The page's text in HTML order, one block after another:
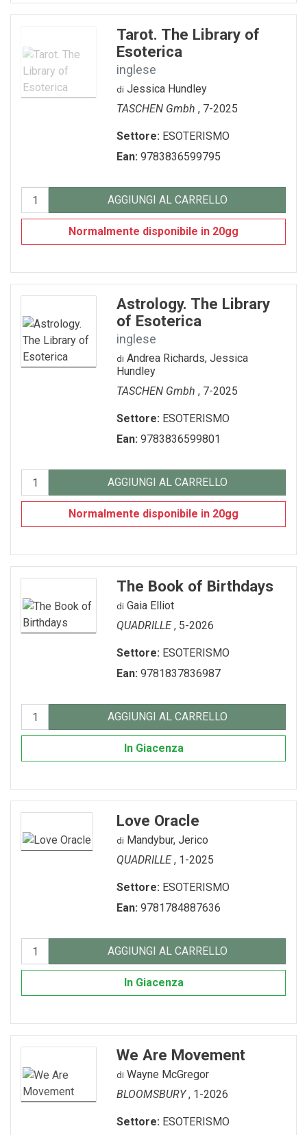
Tarot. The Library of
Esoterica
inglese
di Jessica Hundley
TASCHEN Gmbh , 7-2025
Settore: ESOTERISMO
Ean: 9783836599795
AGGIUNGI AL CARRELLO
Normalmente disponibile in 20gg
Astrology. The Library
of Esoterica
inglese
di Andrea Richards, Jessica
Hundley
TASCHEN Gmbh , 7-2025
Settore: ESOTERISMO
Ean: 9783836599801
AGGIUNGI AL CARRELLO
Normalmente disponibile in 20gg
The Book of Birthdays
di Gaia Elliot
QUADRILLE, 5-2026
Settore: ESOTERISMO
Ean: 9781837836987
AGGIUNGI AL CARRELLO
In Giacenza
Love Oracle
di Mandybur, Jerico
QUADRILLE, 1-2025
Settore: ESOTERISMO
Ean: 9781784887636
AGGIUNGI AL CARRELLO
In Giacenza
We Are Movement
di Wayne McGregor
BLOOMSBURY, 1-2026
Settore: ESOTERISMO